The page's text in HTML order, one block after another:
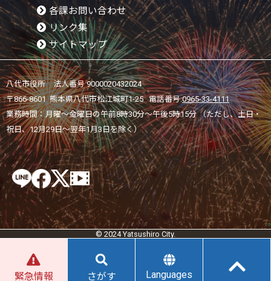
各課お問い合わせ
リンク集
サイトマップ
八代市役所 法人番号 9000020432024
〒866-8601 熊本県八代市松江城町1-25 電話番号:0965-33-4111
業務時間：月曜～金曜日の午前8時30分～午後5時15分 （ただし、土日・
祝日、12月29日～翌年1月3日を除く）
© 2024 Yatsushiro City.
緊急情報 さがす Languages